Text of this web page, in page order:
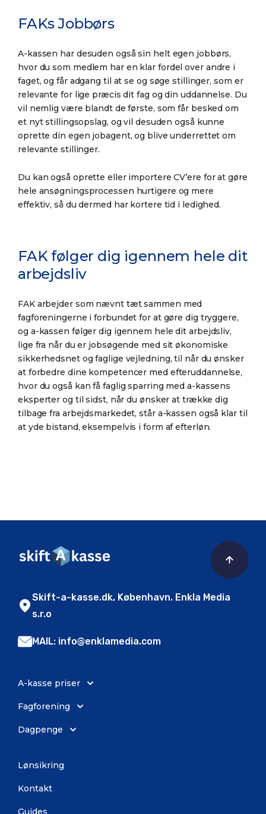
FAKs Jobbørs
A-kassen har desuden også sin helt egen jobbørs,
hvor du som medlem har en klar fordel over andre i
faget, og får adgang til at se og søge stillinger, som er
relevante for lige præcis dit fag og din uddannelse. Du
vil nemlig være blandt de første, som får besked om
et nyt stillingsopslag, og vil desuden også kunne
oprette din egen jobagent, og blive underrettet om
relevante stillinger.
Du kan også oprette eller importere CV’ere for at gøre
hele ansøgningsprocessen hurtigere og mere
effektiv, så du dermed har kortere tid i ledighed.
FAK følger dig igennem hele dit
arbejdsliv
FAK arbejder som nævnt tæt sammen med
fagforeningerne i forbundet for at gøre dig tryggere,
og a-kassen følger dig igennem hele dit arbejdsliv,
lige fra når du er jobsøgende med sit økonomiske
sikkerhedsnet og faglige vejledning, til når du ønsker
at forbedre dine kompetencer med efteruddannelse,
hvor du også kan få faglig sparring med a-kassens
eksperter og til sidst, når du ønsker at trække dig
tilbage fra arbejdsmarkedet, står a-kassen også klar til
at yde bistand, eksempelvis i form af efterløn.
Skift-a-kasse.dk, København. Enkla Media
s.r.o
MAIL: info@enklamedia.com
Lønsikring
Kontakt
Guides
A-kasse priser
Fagforening
Dagpenge